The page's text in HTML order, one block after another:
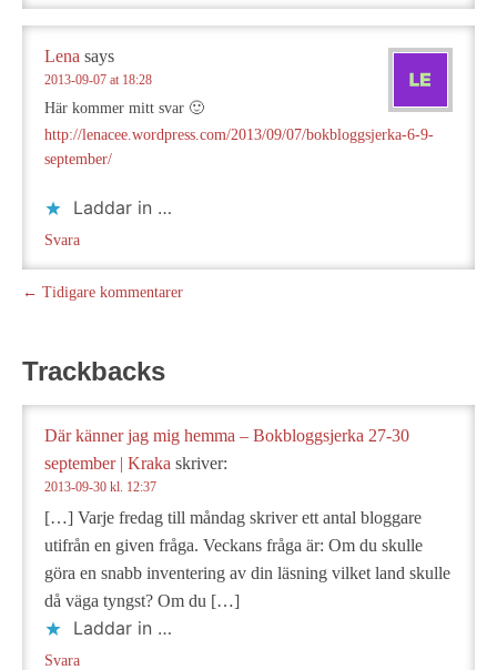
Lena says
2013-09-07 at 18:28
Här kommer mitt svar 🙂
http://lenacee.wordpress.com/2013/09/07/bokbloggsjerka-6-9-
september/
Laddar in …
Svara
← Tidigare kommentarer
Trackbacks
Där känner jag mig hemma – Bokbloggsjerka 27-30
september | Kraka skriver:
2013-09-30 kl. 12:37
[…] Varje fredag till måndag skriver ett antal bloggare
utifrån en given fråga. Veckans fråga är: Om du skulle
göra en snabb inventering av din läsning vilket land skulle
då väga tyngst? Om du […]
Laddar in …
Svara